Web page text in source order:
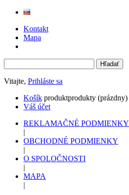
Kontakt
Mapa
Vitajte, Prihláste sa
Košík produktprodukty (prázdny)
Váš účet
REKLAMAČNÉ PODMIENKY
|
OBCHODNÉ PODMIENKY
|
O SPOLOČNOSTI
|
MAPA
|